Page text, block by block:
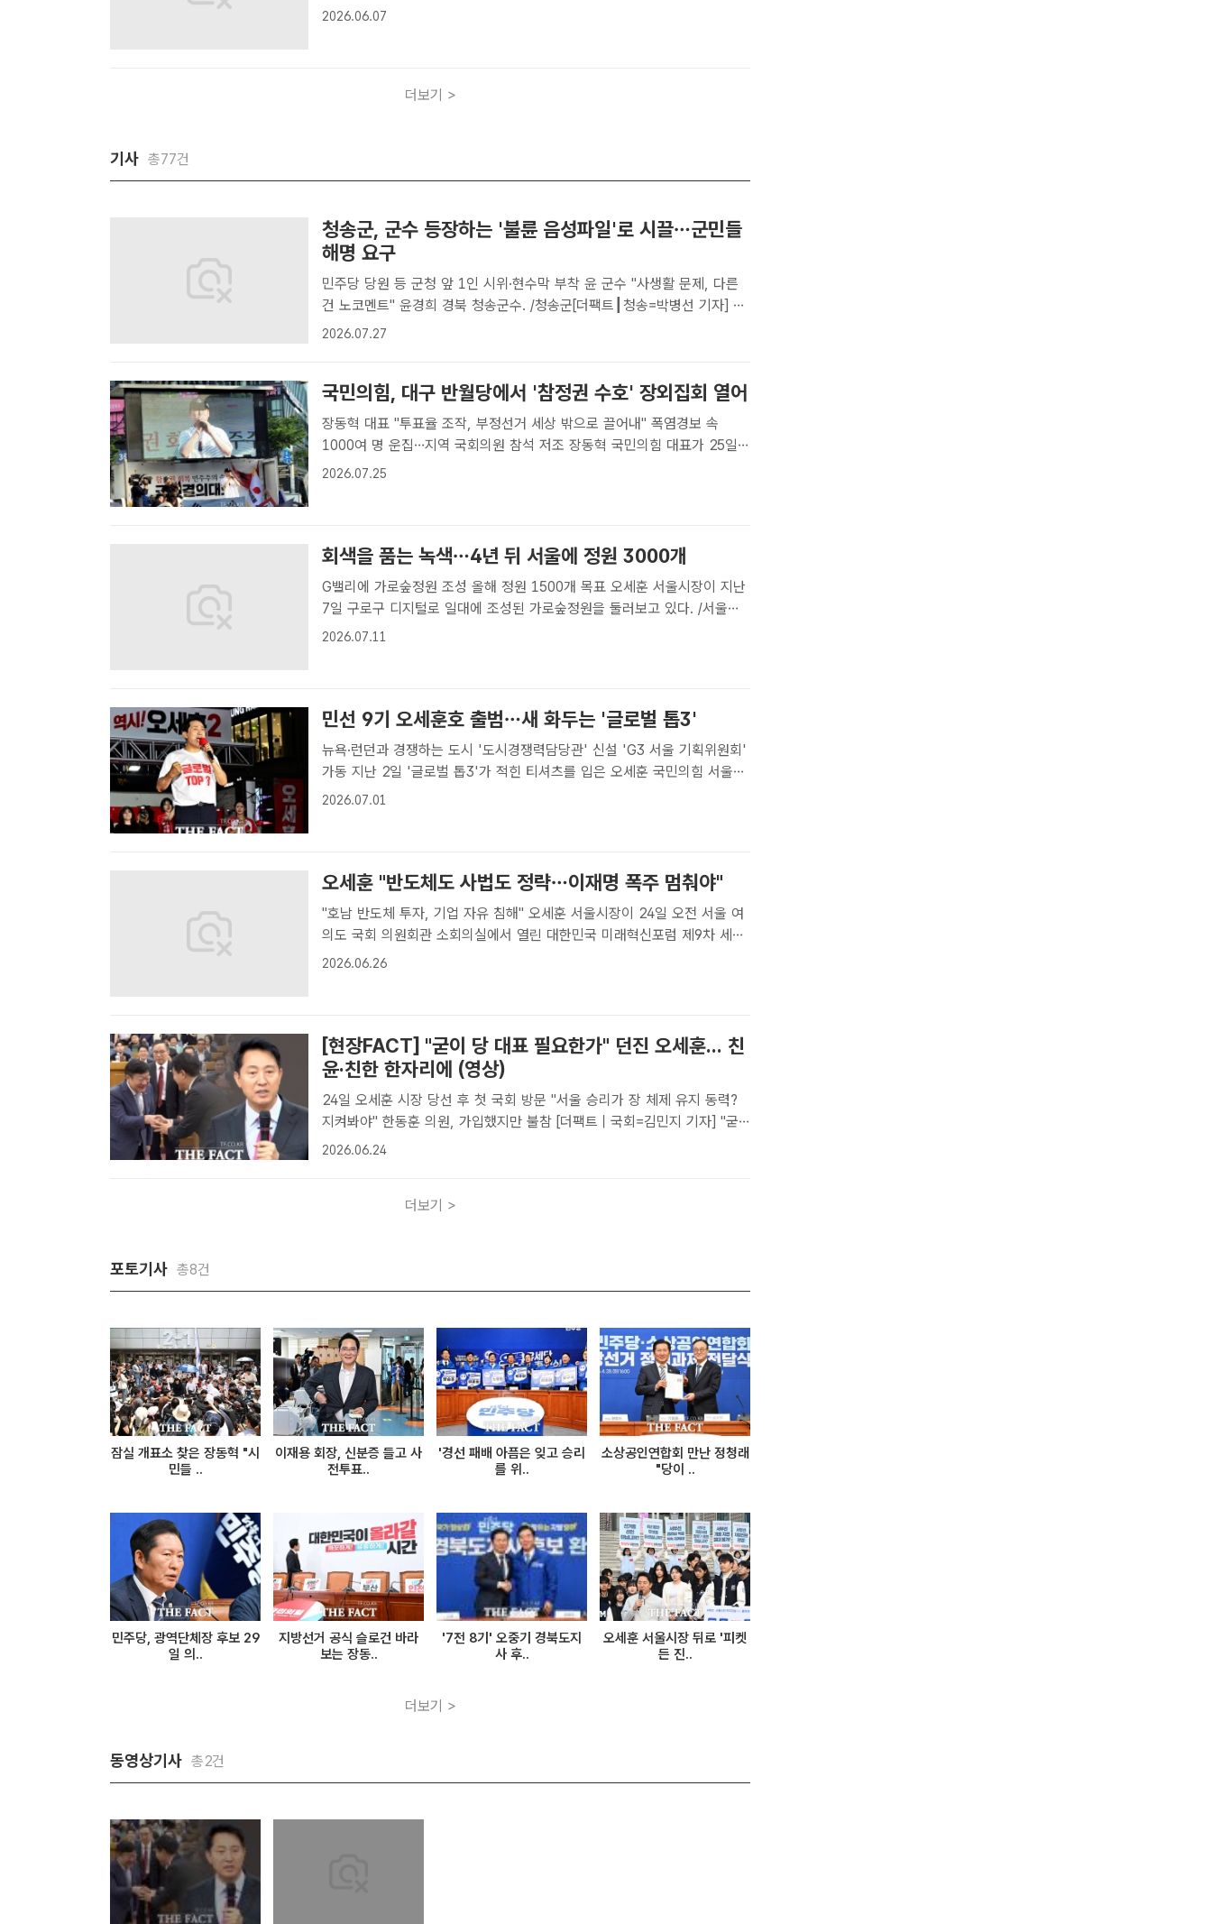
원내대표가 8일 여의도 국회에서 긴급 회견을 열고, 오는 8일부터 국정조사
2026.06.07
더보기 >
기사 총77건
청송군, 군수 등장하는 '불륜 음성파일'로 시끌…군민들
해명 요구
민주당 당원 등 군청 앞 1인 시위·현수막 부착 윤 군수 "사생활 문제, 다른
건 노코멘트" 윤경희 경북 청송군수. /청송군[더팩트┃청송=박병선 기자] 윤
경희 경북 청송군수가 등장하는 것으로 보이는 음성파일이 대거 유포돼 더
2026.07.27
국민의힘, 대구 반월당에서 '참정권 수호' 장외집회 열어
장동혁 대표 "투표율 조작, 부정선거 세상 밖으로 끌어내" 폭염경보 속
1000여 명 운집…지역 국회의원 참석 저조 장동혁 국민의힘 대표가 25일
대구시 중구 반월당에서 열린 '참정권 회복 민주주의 수호 국민결의대회'에
2026.07.25
회색을 품는 녹색…4년 뒤 서울에 정원 3000개
G밸리에 가로숲정원 조성 올해 정원 1500개 목표 오세훈 서울시장이 지난
7일 구로구 디지털로 일대에 조성된 가로숲정원을 둘러보고 있다. /서울시
[더팩트ㅣ문화영 기자] 서울시의 '정원도시 서울'이 민선 9기를 맞아 도심
2026.07.11
민선 9기 오세훈호 출범…새 화두는 '글로벌 톱3'
뉴욕·런던과 경쟁하는 도시 '도시경쟁력담당관' 신설 'G3 서울 기획위원회'
가동 지난 2일 '글로벌 톱3'가 적힌 티셔츠를 입은 오세훈 국민의힘 서울시
장 후보가 서울 서대문구 신촌역 스타광장에서 열린 파이널 유세에 참석해
2026.07.01
오세훈 "반도체도 사법도 정략…이재명 폭주 멈춰야"
"호남 반도체 투자, 기업 자유 침해" 오세훈 서울시장이 24일 오전 서울 여
의도 국회 의원회관 소회의실에서 열린 대한민국 미래혁신포럼 제9차 세미
나에서 '6.3지방선거 진단과 향후 과제'를 주제로 강연을 하고 있다. /국회=
2026.06.26
[현장FACT] "굳이 당 대표 필요한가" 던진 오세훈... 친
윤·친한 한자리에 (영상)
24일 오세훈 시장 당선 후 첫 국회 방문 "서울 승리가 장 체제 유지 동력?
지켜봐야" 한동훈 의원, 가입했지만 불참 [더팩트｜국회=김민지 기자] "굳
이 당대표가 필요한가... 원내 중심 정당으로 바뀌어야 한다."오세훈 서울시
2026.06.24
더보기 >
포토기사 총8건
잠실 개표소 찾은 장동혁 "시
민들 ..
이재용 회장, 신분증 들고 사
전투표..
'경선 패배 아픔은 잊고 승리
를 위..
소상공인연합회 만난 정청래
"당이 ..
민주당, 광역단체장 후보 29
일 의..
지방선거 공식 슬로건 바라
보는 장동..
'7전 8기' 오중기 경북도지
사 후..
오세훈 서울시장 뒤로 '피켓
든 진..
더보기 >
동영상기사 총2건